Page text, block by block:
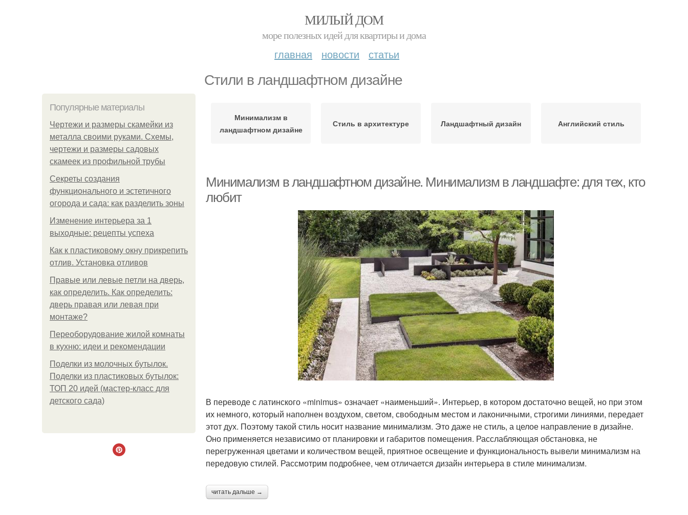
МИЛЫЙ ДОМ
море полезных идей для квартиры и дома
главная новости статьи
Стили в ландшафтном дизайне
Популярные материалы
Чертежи и размеры скамейки из
металла своими руками. Схемы,
чертежи и размеры садовых
скамеек из профильной трубы
Секреты создания
функционального и эстетичного
огорода и сада: как разделить зоны
Изменение интерьера за 1
выходные: рецепты успеха
Как к пластиковому окну прикрепить
отлив. Установка отливов
Правые или левые петли на дверь,
как определить. Как определить:
дверь правая или левая при
монтаже?
Переоборудование жилой комнаты
в кухню: идеи и рекомендации
Поделки из молочных бутылок.
Поделки из пластиковых бутылок:
ТОП 20 идей (мастер-класс для
детского сада)
Минимализм в
ландшафтном дизайне
Стиль в архитектуре Ландшафтный дизайн Английский стиль
Минимализм в ландшафтном дизайне. Минимализм в ландшафте: для тех, кто
любит
В переводе с латинского «minimus» означает «наименьший». Интерьер, в котором достаточно вещей, но при этом
их немного, который наполнен воздухом, светом, свободным местом и лаконичными, строгими линиями, передает
этот дух. Поэтому такой стиль носит название минимализм. Это даже не стиль, а целое направление в дизайне.
Оно применяется независимо от планировки и габаритов помещения. Расслабляющая обстановка, не
перегруженная цветами и количеством вещей, приятное освещение и функциональность вывели минимализм на
передовую стилей. Рассмотрим подробнее, чем отличается дизайн интерьера в стиле минимализм.
читать дальше →